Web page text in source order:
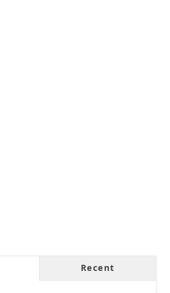
Recent